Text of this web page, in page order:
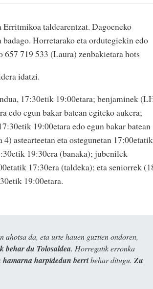
taldearentzat. Dagoeneko
Horretarako eta ordutegiekin edo
657 719 533 (Laura) zenbakietara hots
idatzi.
17:30etik 19:00etara; benjaminek
edo egun bakar batean egiteko aukera;
19:00etara edo egun bakar batean
astearteetan eta ostegunetan 17:00etatik
19:30era (banaka); jubenilek
17:30era (taldeka); eta seniorrek
19:00etara.
da, eta urte hauen guztien ondoren,
behar du Tolosaldea. Horregatik erronka
hamarna harpidedun berribehar ditugu. Zu